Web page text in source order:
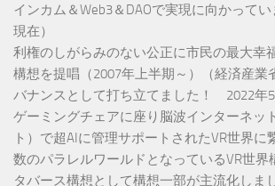
インカム＆Web3＆DAOで実現に向かってい
現在）
利権のしがらみのない公正に市民の最大幸
構想を提唱（2007年上半期～）（経済産業
バナンスとして打ち立てました！ 2022年5
ゲーミングチェアに座り脳波インターネッ
ト）で超AIに管理サポートされたVR世界に
数のパラレルワールドとなっているVR世界
タバース構想として構想一部が主流化し